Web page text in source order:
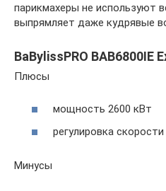
парикмахеры не используют
выпрямляет даже кудрявые
BaBylissPRO BAB6800IE
Плюсы
мощность 2600 кВт
регулировка
Минусы